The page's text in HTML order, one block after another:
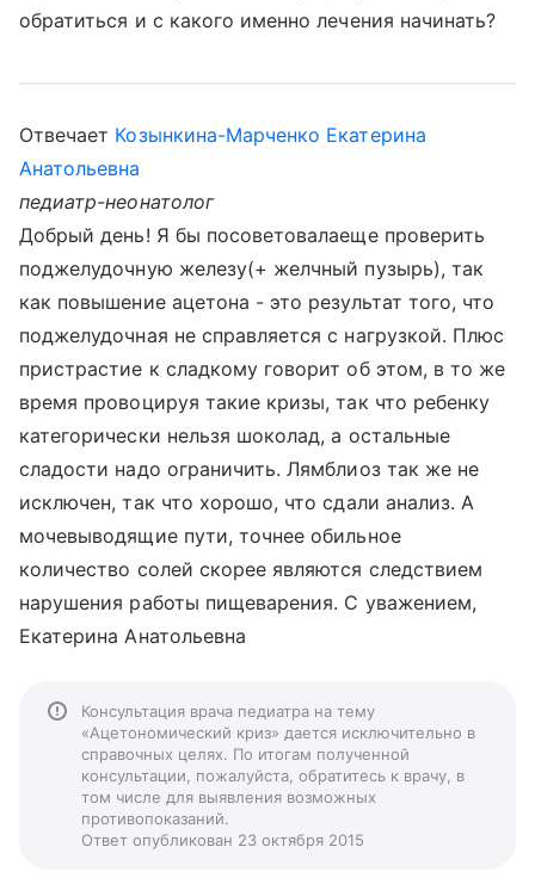
обратиться и с какого именно лечения начинать?
Отвечает Козынкина-Марченко Екатерина
Анатольевна
педиатр-неонатолог
Добрый день! Я бы посоветовалаеще проверить
поджелудочную железу(+ желчный пузырь), так
как повышение ацетона - это результат того, что
поджелудочная не справляется с нагрузкой. Плюс
пристрастие к сладкому говорит об этом, в то же
время провоцируя такие кризы, так что ребенку
категорически нельзя шоколад, а остальные
сладости надо ограничить. Лямблиоз так же не
исключен, так что хорошо, что сдали анализ. А
мочевыводящие пути, точнее обильное
количество солей скорее являются следствием
нарушения работы пищеварения. С уважением,
Екатерина Анатольевна
Консультация врача педиатра на тему
«Ацетономический криз» дается исключительно в
справочных целях. По итогам полученной
консультации, пожалуйста, обратитесь к врачу, в
том числе для выявления возможных
противопоказаний.
Ответ опубликован 23 октября 2015